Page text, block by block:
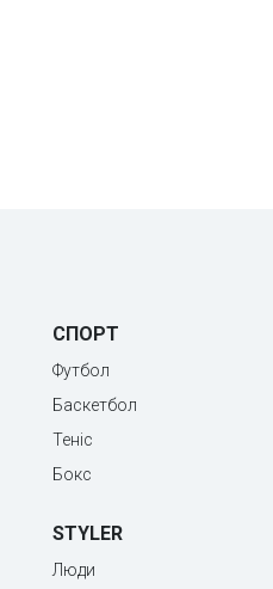
СПОРТ
Футбол
Баскетбол
Теніс
Бокс
STYLER
Люди